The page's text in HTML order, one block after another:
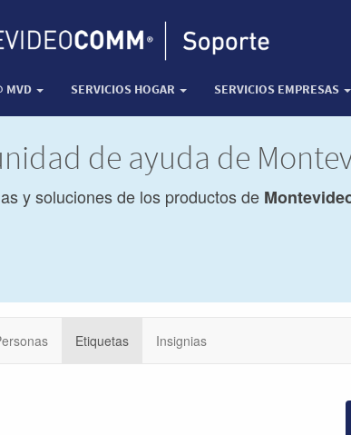
MVD SERVICIOS HOGAR SERVICIOS EMPRESAS
de ayuda de
y soluciones de los productos de
Etiquetas Insignias